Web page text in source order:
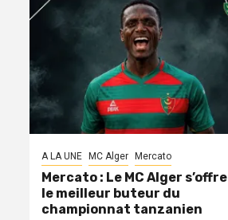
A LA UNE MC Alger Mercato
Mercato : Le MC Alger s’offre
le meilleur buteur du
championnat tanzanien